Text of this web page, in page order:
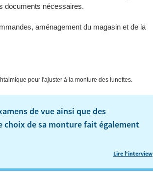
documents nécessaires.
aménagement du magasin et de la
pour l'ajuster à la monture des lunettes.
de vue ainsi que des
de sa monture fait également
Lire l'interview